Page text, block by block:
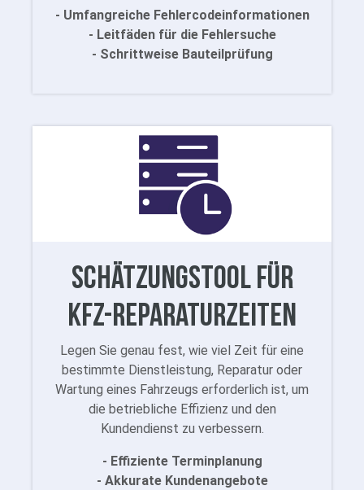
- Umfangreiche Fehlercodeinformationen
- Leitfäden für die Fehlersuche
- Schrittweise Bauteilprüfung
Schätzungstool für
Kfz-Reparaturzeiten
Legen Sie genau fest, wie viel Zeit für eine
bestimmte Dienstleistung, Reparatur oder
Wartung eines Fahrzeugs erforderlich ist, um
die betriebliche Effizienz und den
Kundendienst zu verbessern.
- Effiziente Terminplanung
- Akkurate Kundenangebote